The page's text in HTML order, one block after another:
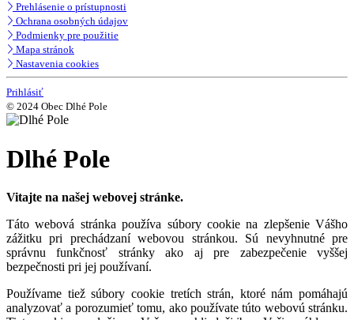
Prehlásenie o prístupnosti
Ochrana osobných údajov
Podmienky pre použitie
Mapa stránok
Nastavenia cookies
Prihlásiť
© 2024 Obec Dlhé Pole
Dlhé Pole
Vitajte na našej webovej stránke.
Táto webová stránka používa súbory cookie na zlepšenie Vášho
zážitku pri prechádzaní webovou stránkou. Sú nevyhnutné pre
správnu funkčnosť stránky ako aj pre zabezpečenie vyššej
bezpečnosti pri jej používaní.
Používame tiež súbory cookie tretích strán, ktoré nám pomáhajú
analyzovať a porozumieť tomu, ako používate túto webovú stránku.